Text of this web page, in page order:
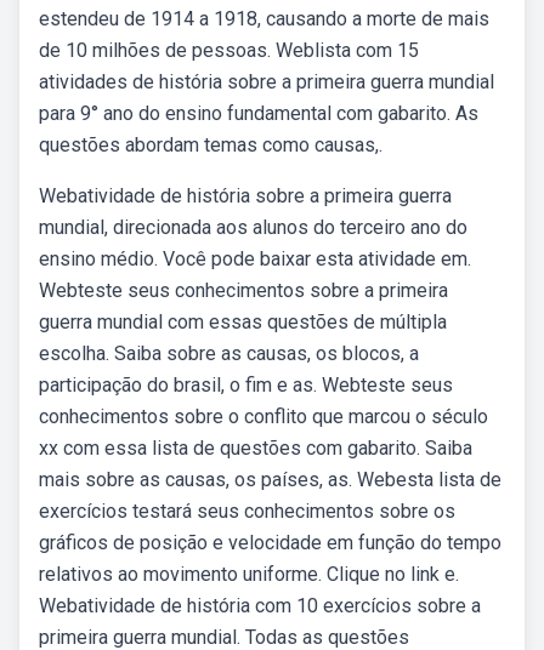
estendeu de 1914 a 1918, causando a morte de mais
de 10 milhões de pessoas. Weblista com 15
atividades de história sobre a primeira guerra mundial
para 9° ano do ensino fundamental com gabarito. As
questões abordam temas como causas,.
Webatividade de história sobre a primeira guerra
mundial, direcionada aos alunos do terceiro ano do
ensino médio. Você pode baixar esta atividade em.
Webteste seus conhecimentos sobre a primeira
guerra mundial com essas questões de múltipla
escolha. Saiba sobre as causas, os blocos, a
participação do brasil, o fim e as. Webteste seus
conhecimentos sobre o conflito que marcou o século
xx com essa lista de questões com gabarito. Saiba
mais sobre as causas, os países, as. Webesta lista de
exercícios testará seus conhecimentos sobre os
gráficos de posição e velocidade em função do tempo
relativos ao movimento uniforme. Clique no link e.
Webatividade de história com 10 exercícios sobre a
primeira guerra mundial. Todas as questões